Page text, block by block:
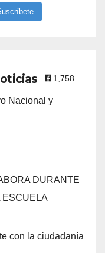
1,758
Nacional y
DURANTE
ESCUELA
con la ciudadanía